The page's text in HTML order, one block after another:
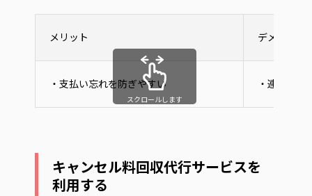
メリット デメリット
・支払い忘れを防ぎやすい ・連絡する
スクロールします
キャンセル料回収代行サービスを
利用する